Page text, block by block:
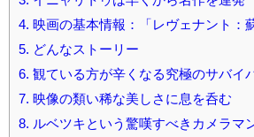
4. 映画の基本情報：「レヴェナント：
5. どんなストーリー
6. 観ている方が辛くなる究極のサバイ
7. 映像の類い稀な美しさに息を呑む
8. ルベツキという驚嘆すべきカメラマ